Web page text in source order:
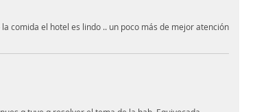
comida el hotel es lindo .. un poco más de mejor atención